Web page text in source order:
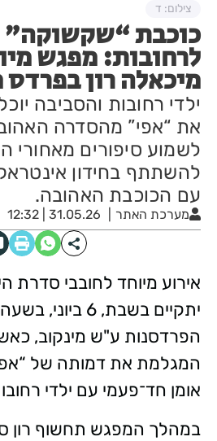
כוכבת “שקשוקה”
לרחובות: מפגש
מיכאלה רון בפרדס
ילדי רחובות והסביבה
את “אפי” מהסדרה
לשמוע סיפורים מאחורי
להשתתף בחידון
עם הכוכבת האהובה.
מערכת האתר 31.05.26 | 12:32
צילום: ד
אירוע מיוחד לחובבי סדרת
הפרדסנות ע"ש מינקוב,
המגלמת את דמותה של
אומן חד־פעמי עם ילדי
במהלך המפגש תחשוף רון